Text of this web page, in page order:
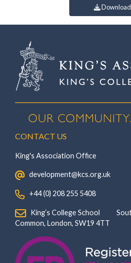
Download
CONTACT US
King's Association Office
‏‏‎ ‎ development@kcs.org.uk
‏‏‎ ‎ +44 (0) 208 255 5408
‎Common, London‎‏‏‎, ‎SW19 4TT